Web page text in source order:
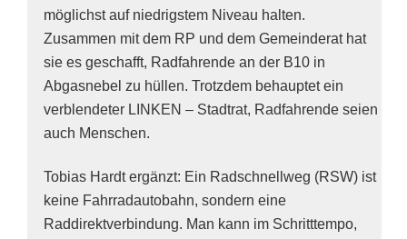
möglichst auf niedrigstem Niveau halten.
Zusammen mit dem RP und dem Gemeinderat hat
sie es geschafft, Radfahrende an der B10 in
Abgasnebel zu hüllen. Trotzdem behauptet ein
verblendeter LINKEN – Stadtrat, Radfahrende seien
auch Menschen.
Tobias Hardt ergänzt: Ein Radschnellweg (RSW) ist
keine Fahrradautobahn, sondern eine
Raddirektverbindung. Man kann im Schritttempo,